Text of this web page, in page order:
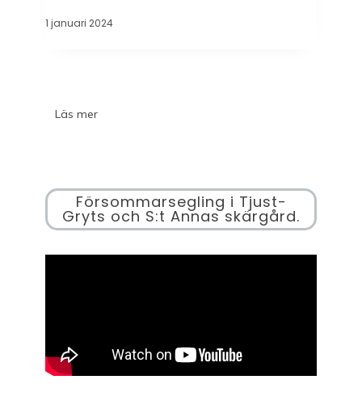
1 januari 2024
Läs mer
Försommarsegling i Tjust-
Gryts och S:t Annas skärgård.